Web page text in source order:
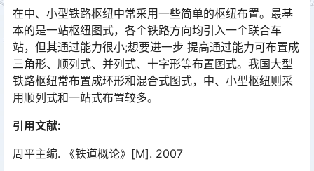
在中、小型铁路枢纽中常采用一些简单的枢纽布置。最基
本的是一站枢纽图式，各个铁路方向均引入一个联合车
站，但其通过能力很小;想要进一步 提高通过能力可布置成
三角形、顺列式、并列式、十字形等布置图式。我国大型
铁路枢纽常布置成环形和混合式图式，中、小型枢纽则采
用顺列式和一站式布置较多。󠅅󠅃󠄵󠅂󠄪󠇖󠆨󠆨󠇕󠆞󠆒󠅬󠇘󠆭󠆘󠇙󠆝󠅵󠇗󠆭󠆁󠄐󠇗󠅹󠅸󠇖󠆍󠅳󠇖󠅹󠅰󠇖󠆌󠅹
引用文献:
周平主编. 《铁道概论》[M]. 2007